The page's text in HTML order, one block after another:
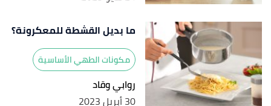
ما بديل القشطة للمعكرونة؟
مكونات الطهي الأساسية
روابي وقاد
30 أبريل 2023